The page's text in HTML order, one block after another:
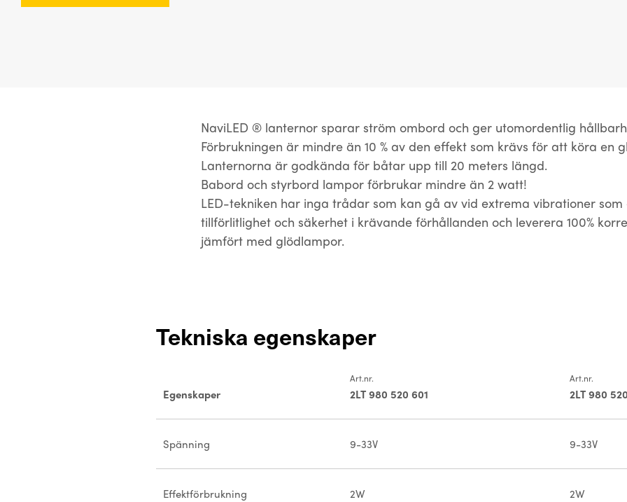
NaviLED ® lanternor sparar ström ombord och ger utomordentlig
Förbrukningen är mindre än 10 % av den effekt som krävs för att köra en
Lanternorna är godkända för båtar upp till 20 meters längd.
Babord och styrbord lampor förbrukar mindre än 2 watt!
LED-tekniken har inga trådar som kan gå av vid extrema vibrationer
tillförlitlighet och säkerhet i krävande förhållanden och leverera 100%
jämfört med glödlampor.
Tekniska egenskaper
Egenskaper
Spänning
Effektförbrukning
Art.nr.
2LT 980 520 601
Art.nr.
2LT 980
9-33V 9-33V
2W 2W